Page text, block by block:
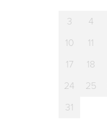
3
4
10
11
17
18
24
25
31